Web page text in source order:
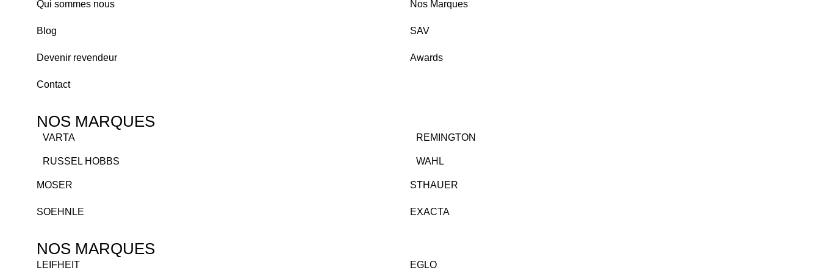
Qui sommes nous Nos Marques
Blog SAV
Devenir revendeur Awards
Contact
NOS MARQUES
VARTA REMINGTON
RUSSEL HOBBS WAHL
MOSER STHAUER
SOEHNLE EXACTA
NOS MARQUES
LEIFHEIT EGLO